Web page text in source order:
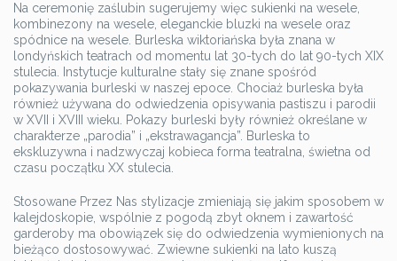
Na ceremonię zaślubin sugerujemy więc sukienki na wesele,
kombinezony na wesele, eleganckie bluzki na wesele oraz
spódnice na wesele. Burleska wiktoriańska była znana w
londyńskich teatrach od momentu lat 30-tych do lat 90-tych XIX
stulecia. Instytucje kulturalne stały się znane spośród
pokazywania burleski w naszej epoce. Chociaż burleska była
również używana do odwiedzenia opisywania pastiszu i parodii
w XVII i XVIII wieku. Pokazy burleski były również określane w
charakterze „parodia” i „ekstrawagancja”. Burleska to
ekskluzywna i nadzwyczaj kobieca forma teatralna, świetna od
czasu początku XX stulecia.
Stosowane Przez Nas stylizacje zmieniają się jakim sposobem w
kalejdoskopie, wspólnie z pogodą zbyt oknem i zawartość
garderoby ma obowiązek się do odwiedzenia wymienionych na
bieżąco dostosowywać. Zwiewne sukienki na lato kuszą